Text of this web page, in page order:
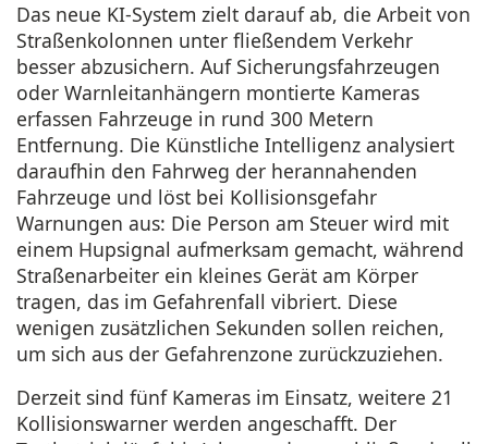
Das neue KI-System zielt darauf ab, die Arbeit von
Straßenkolonnen unter fließendem Verkehr
besser abzusichern. Auf Sicherungsfahrzeugen
oder Warnleitanhängern montierte Kameras
erfassen Fahrzeuge in rund 300 Metern
Entfernung. Die Künstliche Intelligenz analysiert
daraufhin den Fahrweg der herannahenden
Fahrzeuge und löst bei Kollisionsgefahr
Warnungen aus: Die Person am Steuer wird mit
einem Hupsignal aufmerksam gemacht, während
Straßenarbeiter ein kleines Gerät am Körper
tragen, das im Gefahrenfall vibriert. Diese
wenigen zusätzlichen Sekunden sollen reichen,
um sich aus der Gefahrenzone zurückzuziehen.
Derzeit sind fünf Kameras im Einsatz, weitere 21
Kollisionswarner werden angeschafft. Der